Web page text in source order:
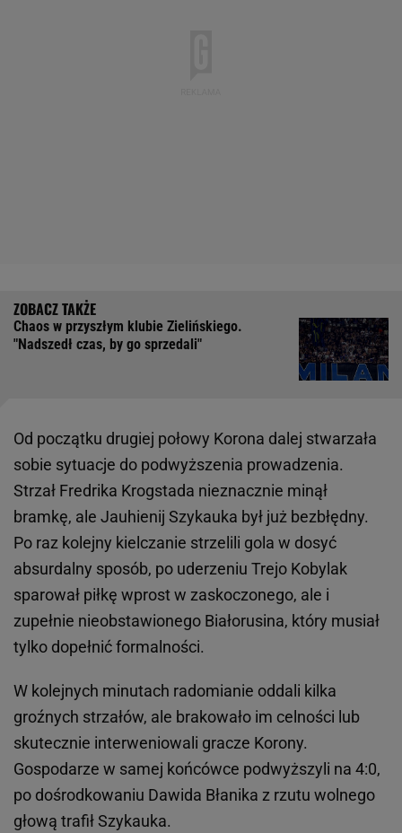
Chaos w przyszłym klubie Zielińskiego.
"Nadszedł czas, by go sprzedali"
Od początku drugiej połowy Korona dalej stwarzała
sobie sytuacje do podwyższenia prowadzenia.
Strzał Fredrika Krogstada nieznacznie minął
bramkę, ale Jauhienij Szykauka był już bezbłędny.
Po raz kolejny kielczanie strzelili gola w dosyć
absurdalny sposób, po uderzeniu Trejo Kobylak
sparował piłkę wprost w zaskoczonego, ale i
zupełnie nieobstawionego Białorusina, który musiał
tylko dopełnić formalności.
W kolejnych minutach radomianie oddali kilka
groźnych strzałów, ale brakowało im celności lub
skutecznie interweniowali gracze Korony.
Gospodarze w samej końcówce podwyższyli na 4:0,
po dośrodkowaniu Dawida Błanika z rzutu wolnego
głową trafił Szykauka.